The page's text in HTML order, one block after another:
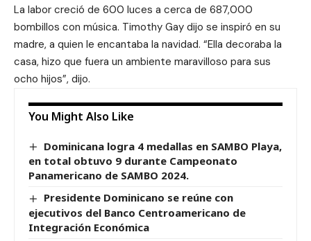
La labor creció de 600 luces a cerca de 687,000
bombillos con música. Timothy Gay dijo se inspiró en su
madre, a quien le encantaba la navidad. “Ella decoraba la
casa, hizo que fuera un ambiente maravilloso para sus
ocho hijos”, dijo.
You Might Also Like
Dominicana logra 4 medallas en SAMBO Playa,
en total obtuvo 9 durante Campeonato
Panamericano de SAMBO 2024.
Presidente Dominicano se reúne con
ejecutivos del Banco Centroamericano de
Integración Económica